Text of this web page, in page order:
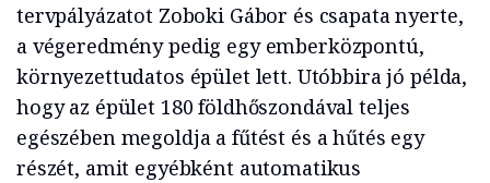
tervpályázatot Zoboki Gábor és csapata nyerte,
a végeredmény pedig egy emberközpontú,
környezettudatos épület lett. Utóbbira jó példa,
hogy az épület 180 földhőszondával teljes
egészében megoldja a fűtést és a hűtés egy
részét, amit egyébként automatikus